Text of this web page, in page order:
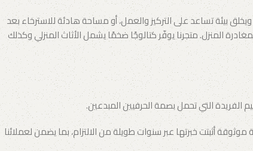
بيئة تساعد على التركيز والعمل، أو مساحة هادئة للاسترخاء بعد
المنزل. متجرنا يوفّر كتالوجًا ضخمًا يشمل الأثاث المنزلي وكذلك
الفريدة التي تحمل بصمة الحرفيين المبدعين.
أثبتت خبرتها عبر سنوات طويلة من الالتزام، بما يضمن لعملائنا